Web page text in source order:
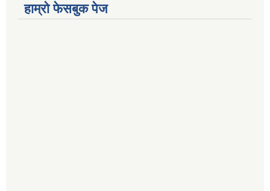
हाम्रो फेसबुक पेज